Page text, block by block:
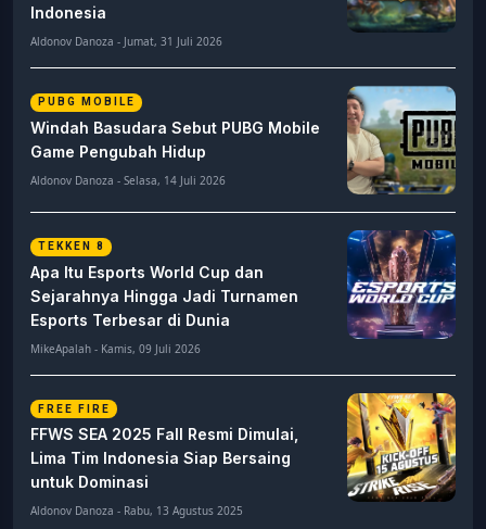
Indonesia
Aldonov Danoza - Jumat, 31 Juli 2026
PUBG MOBILE
Windah Basudara Sebut PUBG Mobile
Game Pengubah Hidup
Aldonov Danoza - Selasa, 14 Juli 2026
TEKKEN 8
Apa Itu Esports World Cup dan
Sejarahnya Hingga Jadi Turnamen
Esports Terbesar di Dunia
MikeApalah - Kamis, 09 Juli 2026
FREE FIRE
FFWS SEA 2025 Fall Resmi Dimulai,
Lima Tim Indonesia Siap Bersaing
untuk Dominasi
Aldonov Danoza - Rabu, 13 Agustus 2025